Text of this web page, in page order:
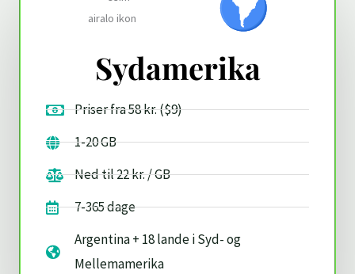
Sydamerika
Priser fra 58 kr. ($9)
1-20 GB
Ned til 22 kr. / GB
7-365 dage
Argentina + 18 lande i Syd- og
Mellemamerika